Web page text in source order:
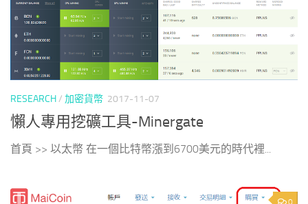
RESEARCH/ 加密貨幣 2017-11-07
懶人專用挖礦工具-Minergate
首頁 >> 以太幣 在一個比特幣漲到6700美元的時代裡...
0